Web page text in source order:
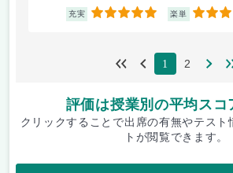
充実 5 楽単 3
1 2
評価は授業別の平均スコ
クリックすることで出席の有無やテスト
トが閲覧できます。